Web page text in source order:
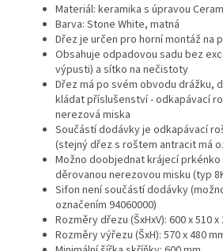
Materiál: keramika s úpravou
Barva: Stone White, matná
Dřez je určen pro horní montáž na
Obsahuje odpadovou sadu bez
výpusti) a sítko na nečistoty
Dřez má po svém obvodu drážku,
kládat příslušenství - odkapávací
nerezová miska
Součástí dodávky je odkapávací
(stejný dřez s roštem antracit má
Možno doobjednat krájecí prkénko
děrovanou nerezovou misku (typ
Sifon není součástí dodávky
označením 94060000)
Rozměry dřezu (ŠxHxV): 600 x 510 x
Rozměry výřezu (ŠxH): 570 x 480